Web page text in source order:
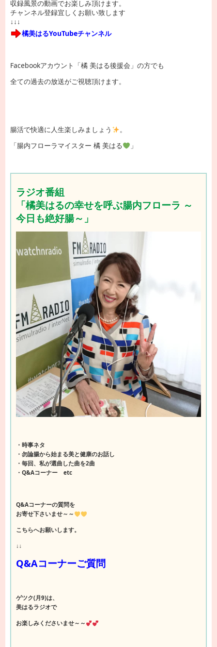
収録風景の動画でお楽しみ頂けます。
チャンネル登録宜しくお願い致します
↓↓↓
橘美はるYouTubeチャンネル
Facebookアカウント「橘 美はる後援会」の方でも
全ての過去の放送がご視聴頂けます。
腸活で快適に人生楽しみましょう
。
「腸内フローラマイスター 橘 美はる
」
ラジオ番組
「橘美はるの幸せを呼ぶ腸内フローラ ～
今日も絶好腸～」
・時事ネタ
・勿論腸から始まる美と健康のお話し
・毎回、私が選曲した曲を2曲
・Q&Aコーナー etc
Q&Aコーナーの質問を
お寄せ下さいませ～～
こちらへお願いします。
↓↓
Q&Aコーナーご質問
ゲツク(月9)は、
美はるラジオで
お楽しみくださいませ～～